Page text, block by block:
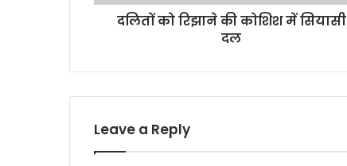
दलितों को रिझाने की कोशिश में सियासी
दल
Leave a Reply